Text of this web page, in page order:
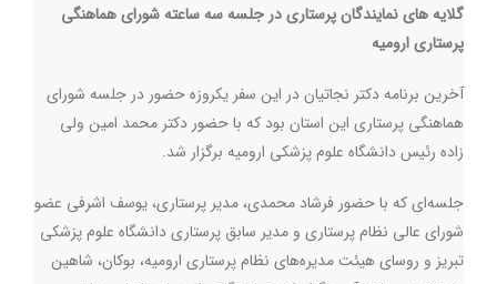
گلایه های نمایندگان پرستاری در جلسه سه ساعته شورای هماهنگی
پرستاری ارومیه
آخرین برنامه دکتر نجاتیان در این سفر یکروزه حضور در جلسه شورای
هماهنگی پرستاری این استان بود که با حضور دکتر محمد امین ولی
زاده رئیس دانشگاه علوم پزشکی ارومیه برگزار شد.
جلسه‌ای که با حضور فرشاد محمدی، مدیر پرستاری، یوسف اشرفی عضو
شورای عالی نظام پرستاری و مدیر سابق پرستاری دانشگاه علوم پزشکی
تبریز و روسای هیئت مدیره‌های نظام پرستاری ارومیه، بوکان، شاهین